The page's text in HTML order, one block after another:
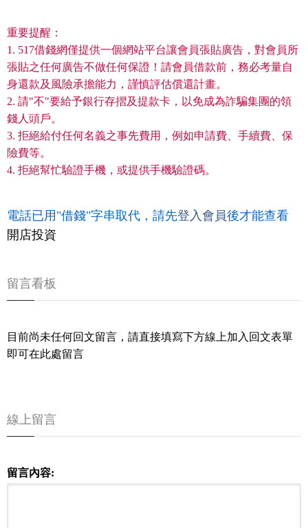
重要提醒：
1. 517借錢網僅提供一個網站平台讓會員張貼廣告，對會員所
張貼之任何廣告不做任何保證！請會員借款前，務必考量自
身還款及風險承擔能力，謹慎評估償還計畫。
2. 請"不"要給予銀行存摺及提款卡，以免成為詐騙集團的領
錢人頭戶。
3. 拒絕給付任何名義之事先費用，例如申請費、手續費、保
險費等。
4. 拒絕幫忙驗證手機，或提供手機驗證碼。
電話已用"借錢"字串取代，請先登入會員後才能查看
開店投資
留言看板
目前尚未任何回文留言，請直接填寫下方線上加入回文表單
即可在此處留言
線上留言
留言內容: